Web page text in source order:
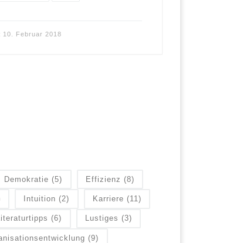
10. Februar 2018
Demokratie (5) Effizienz (8)
Intuition (2) Karriere (11)
(6) Lustiges (3)
(9)